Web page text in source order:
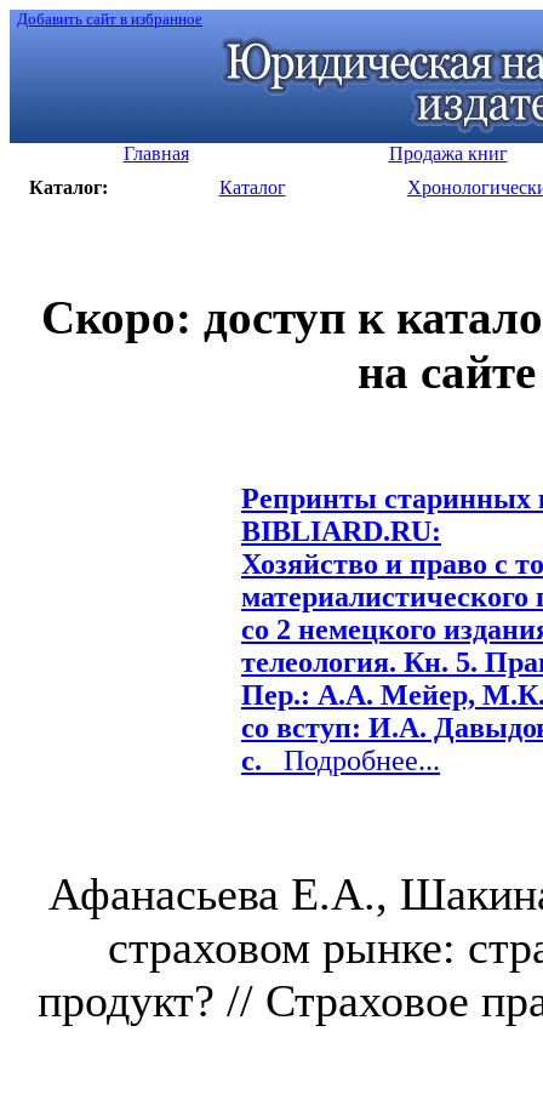
Добавить сайт в избранное
Главная
Продажа книг
Каталог:
Каталог
Скоро: доступ к
на
Репринты старинных
BIBLIARD.RU:
Хозяйство и право с
со 2 немецкого
телеология. Кн. 5.
Пер.: А.А. Мейер, М.К.
со вступ: И.А.
с. Подробнее...
Афанасьева Е.А.,
страховом рынке:
продукт? // Страховое